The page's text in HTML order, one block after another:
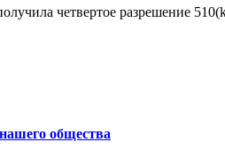
четвертое разрешение
общества